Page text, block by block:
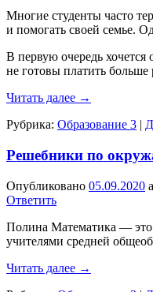
Многие студенты часто
и помогать своей семье.
В первую очередь хочется
не готовы платить
Читать далее →
Рубрика: Образование 3 |
Решебники по
Опубликовано 05.09.2020
Ответить
Полина Математика — это
учителями средней
Читать далее →